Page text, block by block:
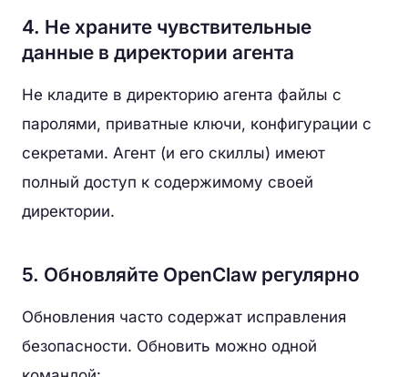
4. Не храните чувствительные
данные в директории агента
Не кладите в директорию агента файлы с
паролями, приватные ключи, конфигурации с
секретами. Агент (и его скиллы) имеют
полный доступ к содержимому своей
директории.
5. Обновляйте OpenClaw регулярно
Обновления часто содержат исправления
безопасности. Обновить можно одной